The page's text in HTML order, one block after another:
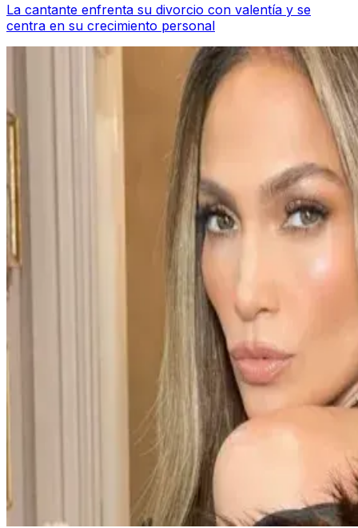
La cantante enfrenta su divorcio con valentía y se
centra en su crecimiento personal